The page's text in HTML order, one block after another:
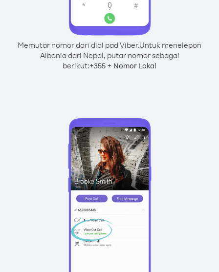
Memutar nomor dari dial pad Viber.Untuk menelepon
Albania dari Nepal, putar nomor sebagai
berikut:+355 + Nomor Lokal